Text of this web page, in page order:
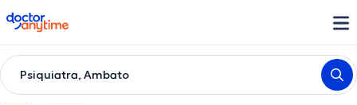
doctoranytime
Psiquiatra, Ambato